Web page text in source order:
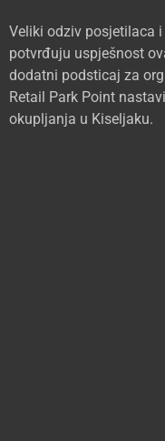
Veliki odziv posjetilaca
potvrđuju uspješnost
dodatni podsticaj za
Retail Park Point
okupljanja u Kiseljaku.